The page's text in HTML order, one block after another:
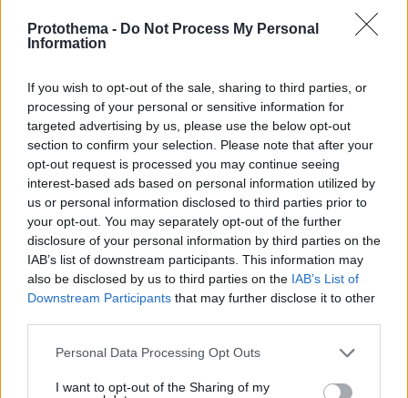
Protothema - Do Not Process My Personal
Information
If you wish to opt-out of the sale, sharing to third parties, or
processing of your personal or sensitive information for
targeted advertising by us, please use the below opt-out
section to confirm your selection. Please note that after your
opt-out request is processed you may continue seeing
interest-based ads based on personal information utilized by
us or personal information disclosed to third parties prior to
your opt-out. You may separately opt-out of the further
disclosure of your personal information by third parties on the
IAB’s list of downstream participants. This information may
also be disclosed by us to third parties on the IAB’s List of
Downstream Participants that may further disclose it to other
Please note that this website/app uses one or more Google
not limited to your visit or usage behaviour. You may click to
Personal Data Processing Opt Outs
I want to opt-out of the Sharing of my
ΔΕΙΤΕ ΟΛΕΣ ΤΙΣ ΕΙΔΗΣΕΙΣ
ΤΑ ΠΙΟ ΔΗΜΟΦΙΛΗ